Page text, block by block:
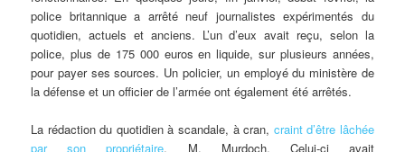
police britannique a arrêté neuf journalistes expérimentés du
quotidien, actuels et anciens. L’un d’eux avait reçu, selon la
police, plus de 175 000 euros en liquide, sur plusieurs années,
pour payer ses sources. Un policier, un employé du ministère de
la défense et un officier de l’armée ont également été arrêtés.
La rédaction du quotidien à scandale, à cran, craint d’être lâchée
par son propriétaire, M. Murdoch. Celui-ci avait